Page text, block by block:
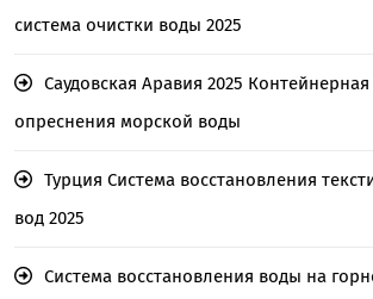
система очистки воды 2025
Саудовская Аравия 2025
опреснения морской воды
Турция Система восстановления
вод 2025
Система восстановления воды на